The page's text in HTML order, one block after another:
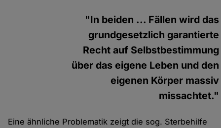
"In beiden ... Fällen wird das
grundgesetzlich garantierte
Recht auf Selbstbestimmung
über das eigene Leben und den
eigenen Körper massiv
missachtet."
Eine ähnliche Problematik zeigt die sog. Sterbehilfe